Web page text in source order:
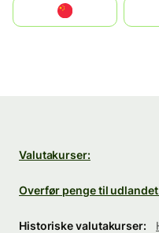
中國香港特別行政區
Valutakurser:
Overfør penge til
Historiske valutakurser: